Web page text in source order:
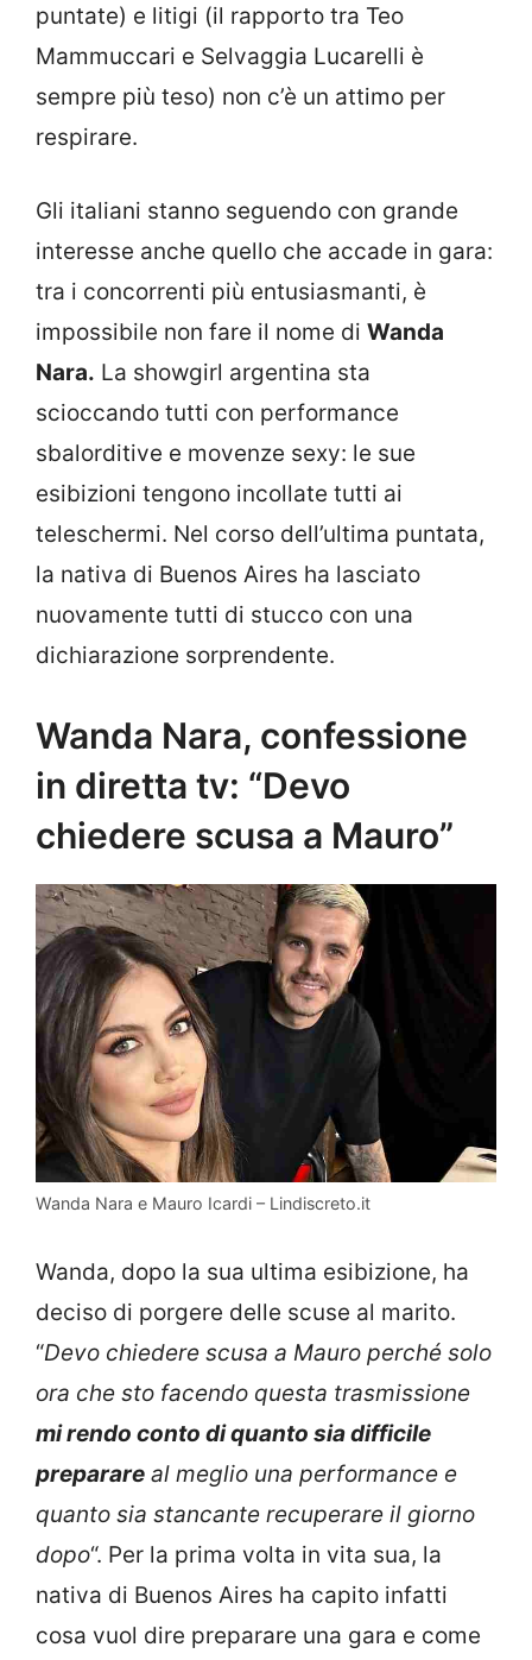
puntate) e litigi (il rapporto tra Teo
Mammuccari e Selvaggia Lucarelli è
sempre più teso) non c’è un attimo per
respirare.
Gli italiani stanno seguendo con grande
interesse anche quello che accade in gara:
tra i concorrenti più entusiasmanti, è
impossibile non fare il nome di Wanda
Nara. La showgirl argentina sta
scioccando tutti con performance
sbalorditive e movenze sexy: le sue
esibizioni tengono incollate tutti ai
teleschermi. Nel corso dell’ultima puntata,
la nativa di Buenos Aires ha lasciato
nuovamente tutti di stucco con una
dichiarazione sorprendente.
Wanda Nara, confessione
in diretta tv: “Devo
chiedere scusa a Mauro”
Wanda Nara e Mauro Icardi – Lindiscreto.it
Wanda, dopo la sua ultima esibizione, ha
deciso di porgere delle scuse al marito.
“Devo chiedere scusa a Mauro perché solo
ora che sto facendo questa trasmissione
mi rendo conto di quanto sia difficile
preparare al meglio una performance e
quanto sia stancante recuperare il giorno
dopo“. Per la prima volta in vita sua, la
nativa di Buenos Aires ha capito infatti
cosa vuol dire preparare una gara e come